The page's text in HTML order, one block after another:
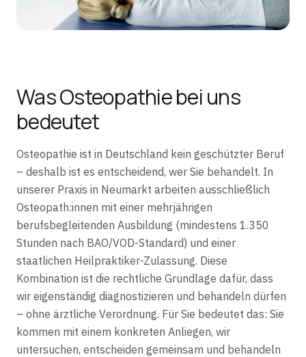
Was Osteopathie bei uns
bedeutet
Osteopathie ist in Deutschland kein geschützter Beruf
– deshalb ist es entscheidend, wer Sie behandelt. In
unserer Praxis in Neumarkt arbeiten ausschließlich
Osteopath:innen mit einer mehrjährigen
berufsbegleitenden Ausbildung (mindestens 1.350
Stunden nach BAO/VOD-Standard) und einer
staatlichen Heilpraktiker-Zulassung. Diese
Kombination ist die rechtliche Grundlage dafür, dass
wir eigenständig diagnostizieren und behandeln dürfen
– ohne ärztliche Verordnung. Für Sie bedeutet das: Sie
kommen mit einem konkreten Anliegen, wir
untersuchen, entscheiden gemeinsam und behandeln